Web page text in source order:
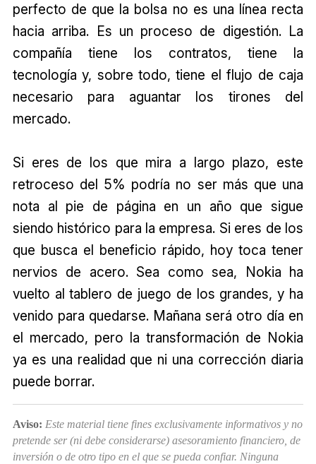
perfecto de que la bolsa no es una línea recta
hacia arriba. Es un proceso de digestión. La
compañía tiene los contratos, tiene la
tecnología y, sobre todo, tiene el flujo de caja
necesario para aguantar los tirones del
mercado.
Si eres de los que mira a largo plazo, este
retroceso del 5% podría no ser más que una
nota al pie de página en un año que sigue
siendo histórico para la empresa. Si eres de los
que busca el beneficio rápido, hoy toca tener
nervios de acero. Sea como sea, Nokia ha
vuelto al tablero de juego de los grandes, y ha
venido para quedarse. Mañana será otro día en
el mercado, pero la transformación de Nokia
ya es una realidad que ni una corrección diaria
puede borrar.
Aviso: Este material tiene fines exclusivamente informativos y no
pretende ser (ni debe considerarse) asesoramiento financiero, de
inversión o de otro tipo en el que se pueda confiar. Ninguna